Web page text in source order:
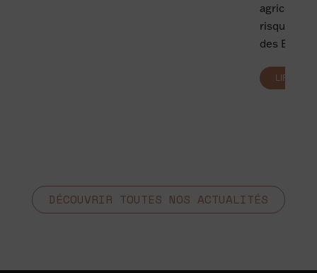
agricoles,
risques
des EnR?
LIRE
DÉCOUVRIR TOUTES NOS ACTUALITÉS